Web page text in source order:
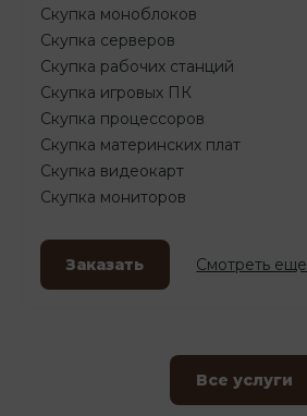
Скупка моноблоков
Скупка серверов
Скупка рабочих станций
Скупка игровых ПК
Скупка процессоров
Скупка материнских плат
Скупка видеокарт
Скупка мониторов
Заказать Смотреть еще
Все услуги